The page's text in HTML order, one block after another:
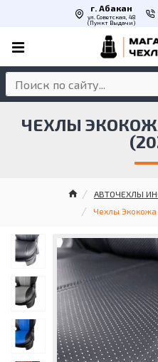
г. Абакан
ул. Советская, 48
(Пункт Выдачи)
АВТОЧЕХЛЫ
Чехлы Экокожа
ЧЕХЛЫ